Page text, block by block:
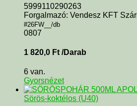
5999110290263
Forgalmazó: Vendesz KFT
#26FW__/db
0807
1 820,0 Ft /Darab
6 van.
Gyorsnézet
Sörös-koktélos (U40)